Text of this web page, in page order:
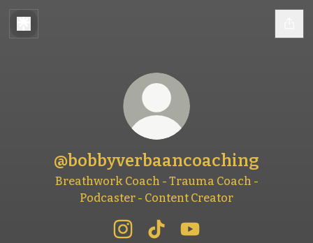
@bobbyverbaancoaching
Breathwork Coach - Trauma Coach -
Podcaster - Content Creator